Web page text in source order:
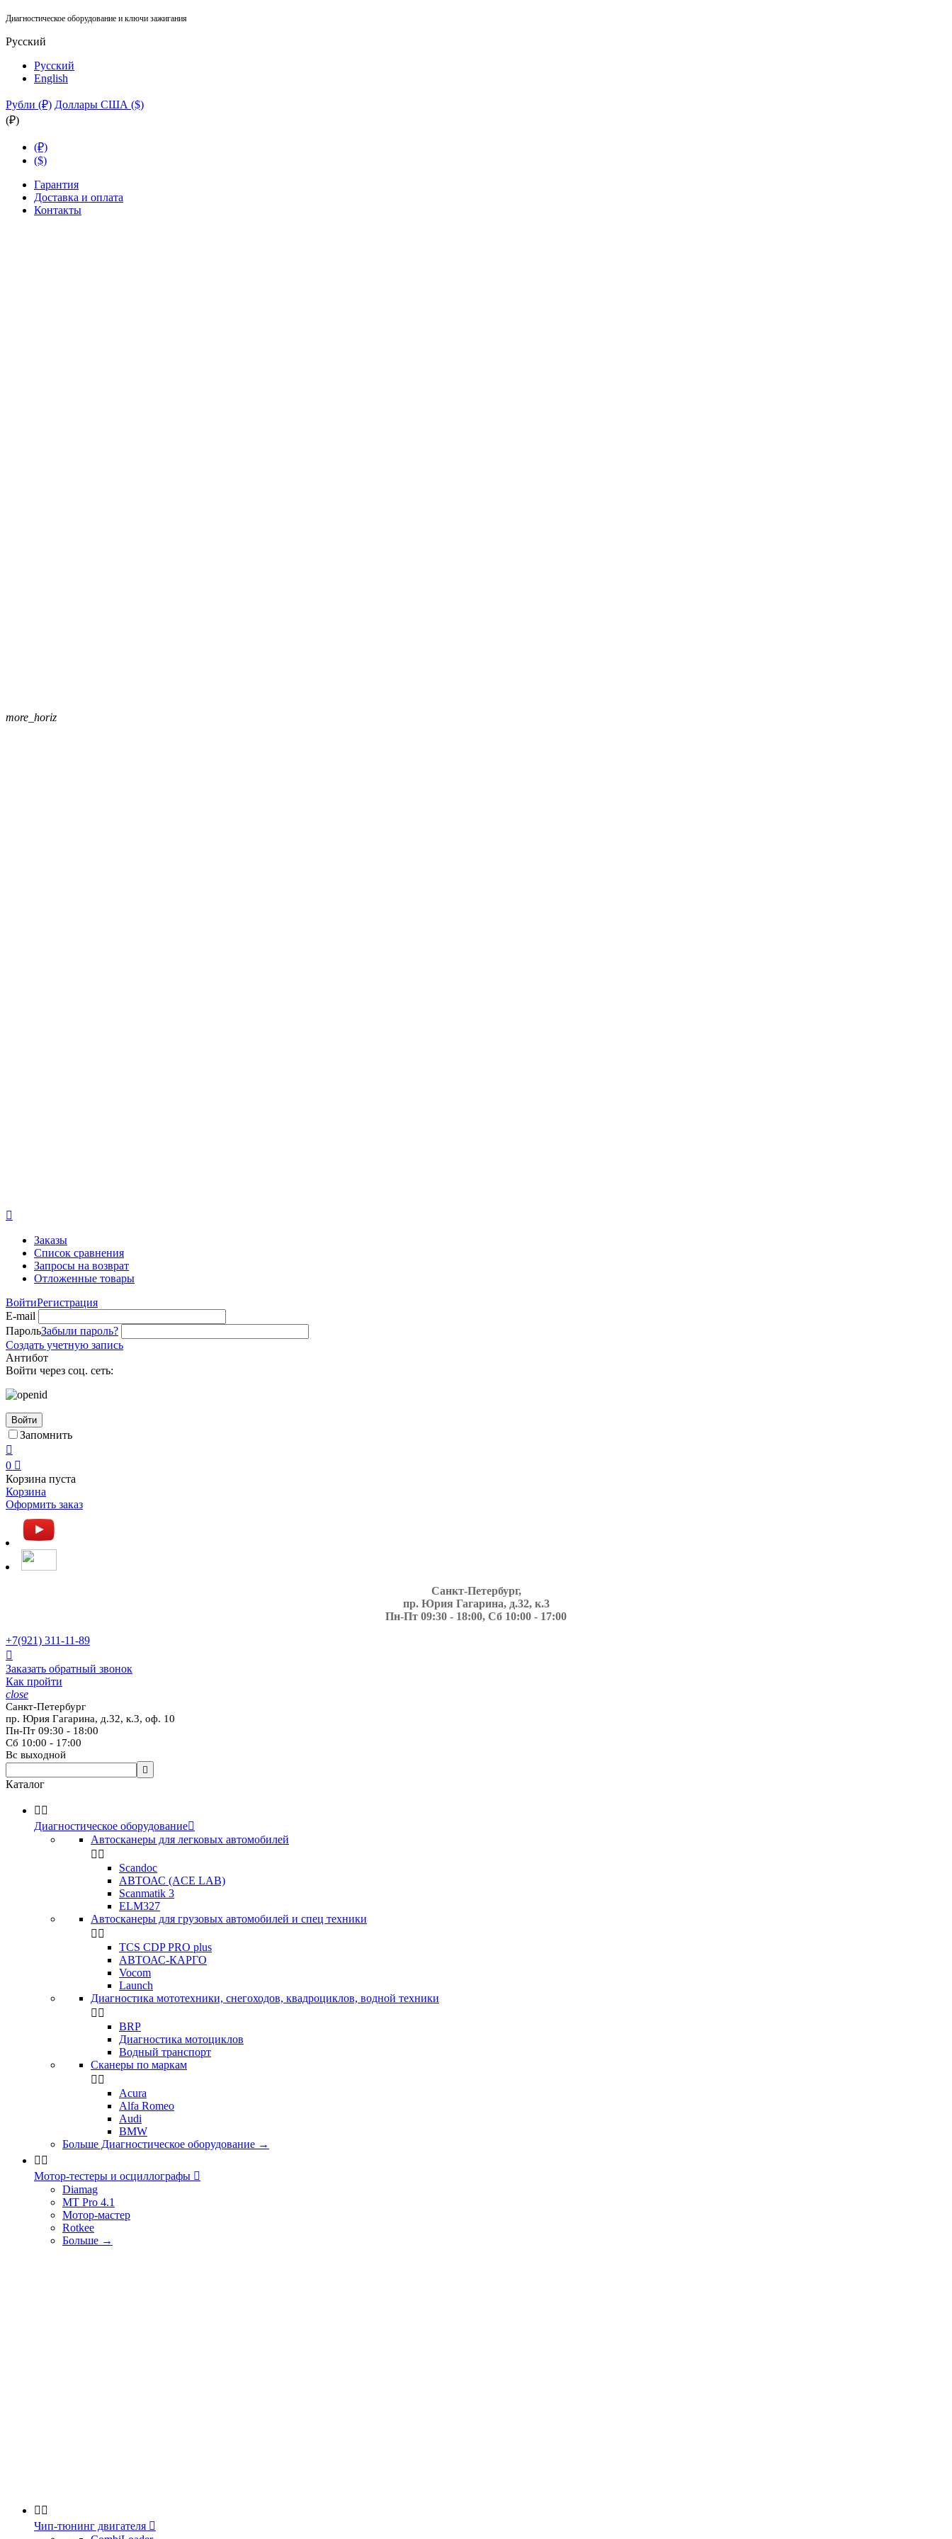
Диагностическое оборудование и ключи зажигания
Русский
Русский
English
Рубли (₽) Доллары США ($)
(₽)
(₽)
($)
Гарантия
Доставка и оплата
Контакты
more_horiz

Заказы
Список сравнения
Запросы на возврат
Отложенные товары
ВойтиРегистрация
E-mail
ПарольЗабыли пароль?
Создать учетную запись
Антибот
Войти через соц. сеть:
Войти
Запомнить

0 
Корзина пуста
Корзина
Оформить заказ
Санкт-Петербург,
пр. Юрия Гагарина, д.32, к.3
Пн-Пт 09:30 - 18:00, Сб 10:00 - 17:00
+7(921) 311-11-89

Заказать обратный звонок
Как пройти
close
Санкт-Петербург
пр. Юрия Гагарина, д.32, к.3, оф. 10
Пн-Пт 09:30 - 18:00
Сб 10:00 - 17:00
Вс выходной

Каталог
 
Диагностическое оборудование
Автосканеры для легковых автомобилей
 
Scandoc
АВТОАС (ACE LAB)
Scanmatik 3
ELM327
Автосканеры для грузовых автомобилей и спец техники
 
TCS CDP PRO plus
АВТОАС-КАРГО
Vocom
Launch
Диагностика мототехники, снегоходов, квадроциклов, водной техники
 
BRP
Диагностика мотоциклов
Водный транспорт
Сканеры по маркам
 
Acura
Alfa Romeo
Audi
BMW
Больше Диагностическое оборудование →
 
Мотор-тестеры и осциллографы 
Diamag
MT Pro 4.1
Мотор-мастер
Rotkee
Больше →
 
Чип-тюнинг двигателя 